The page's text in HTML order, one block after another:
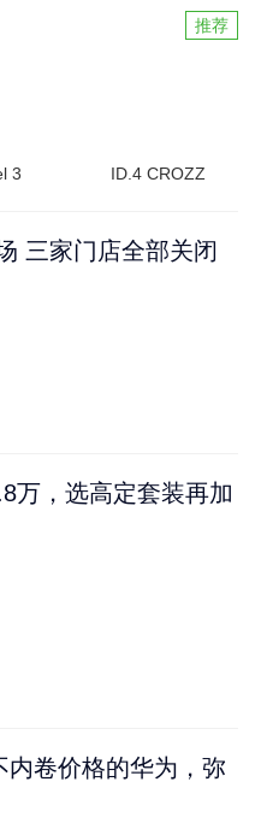
推荐
3 ID.4 CROZZ
三家门店全部关闭
万，选高定套装再加
卷价格的华为，弥